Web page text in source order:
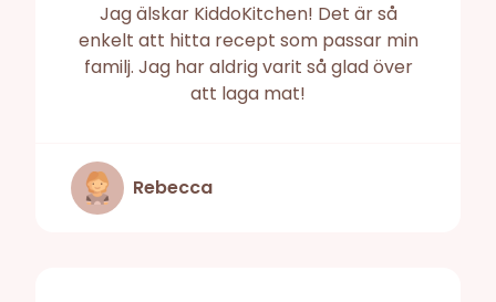
Jag älskar KiddoKitchen! Det är så
enkelt att hitta recept som passar min
familj. Jag har aldrig varit så glad över
att laga mat!
Rebecca